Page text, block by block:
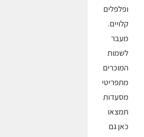
ופלפלים
קלויים.
מעבר
לשמות
המוכרים
מתפריטי
מסעדות
תמצאו
כאן גם